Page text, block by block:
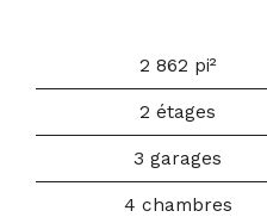
2 862 pi²
2 étages
3 garages
4 chambres